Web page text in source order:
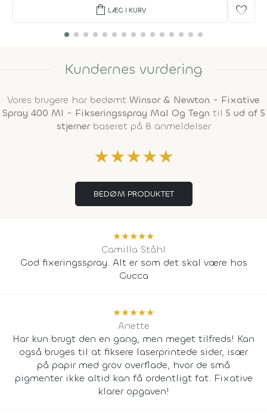
shopping_bag LÆG I KURV favorite
Kundernes vurdering
Vores brugere har bedømt Winsor & Newton - Fixative
Spray 400 Ml - Fikseringsspray Mal Og Tegn til 5 ud af 5
stjernerbaseret på 8 anmeldelser
★★★★★
BEDØM PRODUKTET
★★★★★
Camilla Ståhl
God fixeringsspray. Alt er som det skal være hos
Gucca
★★★★★
Anette
Har kun brugt den en gang, men meget tilfreds! Kan
også bruges til at fiksere laserprintede sider, især
på papir med grov overflade, hvor de små
pigmenter ikke altid kan få ordentligt fat. Fixative
klarer opgaven!